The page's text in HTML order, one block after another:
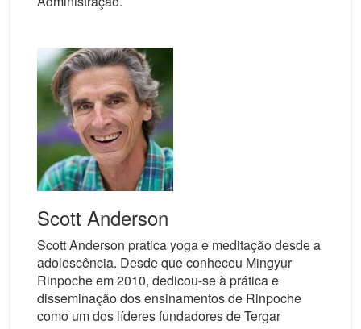
Scott Anderson
Scott Anderson pratica yoga e meditação desde a
adolescência. Desde que conheceu Mingyur
Rinpoche em 2010, dedicou-se à prática e
disseminação dos ensinamentos de Rinpoche
como um dos líderes fundadores de Tergar